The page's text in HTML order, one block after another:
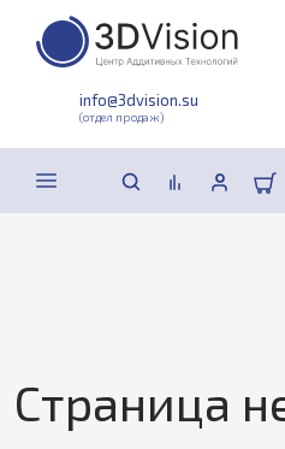
info@3dvision.su
(отдел продаж)
Страница